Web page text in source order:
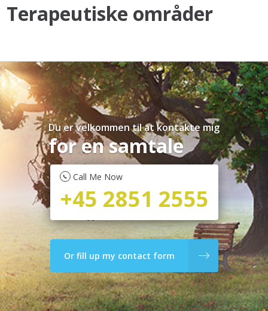
Terapeutiske områder
Du er velkommen til at kontakte mig
for en samtale
Call Me Now
+45 2851 2555
Or fill up my contact form